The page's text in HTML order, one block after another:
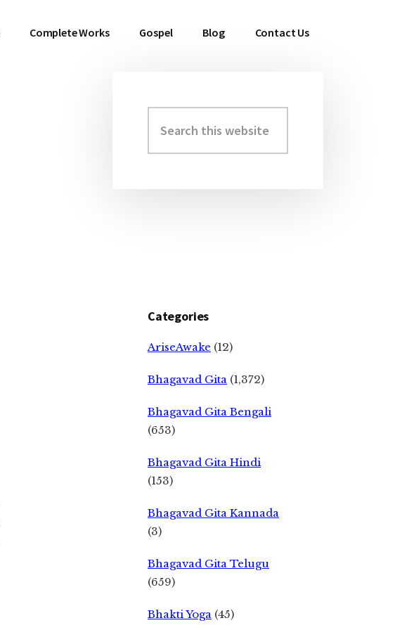
Complete Works Gospel Blog Contact Us
Primary
Sidebar
this
website
Categories
AriseAwake (12)
Bhagavad Gita (1,372)
Bhagavad Gita Bengali
(653)
Bhagavad Gita Hindi
(153)
Bhagavad Gita Kannada
(3)
Bhagavad Gita Telugu
(659)
Bhakti Yoga (45)